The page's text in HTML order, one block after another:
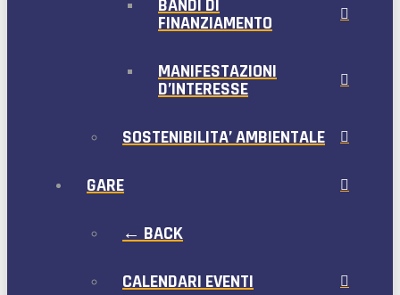
BANDI DI
FINANZIAMENTO
MANIFESTAZIONI
D’INTERESSE
SOSTENIBILITA’ AMBIENTALE
GARE
← BACK
CALENDARI EVENTI